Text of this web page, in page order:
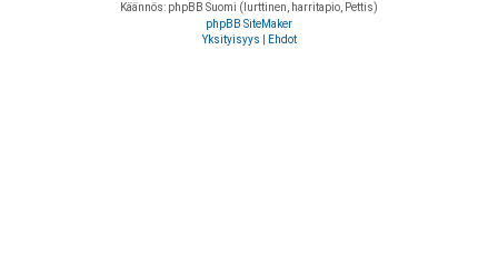
Käännös: phpBB Suomi (lurttinen, harritapio, Pettis)
phpBB SiteMaker
Yksityisyys
Ehdot